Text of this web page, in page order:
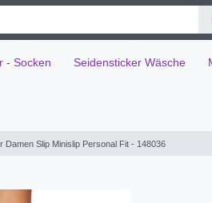
- Socken Seidensticker Wäsche
Damen Slip Minislip Personal Fit - 148036